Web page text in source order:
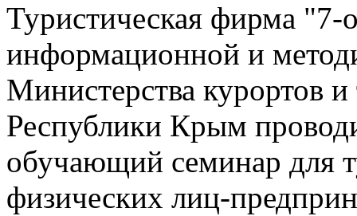
Туристическая фирма
информационной и
Министерства курортов
Республики Крым
обучающий семинар для
физических лиц-